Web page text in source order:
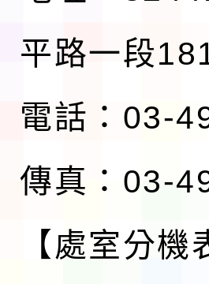
平路一段
電話：03-
傳真：03-
【處室分機